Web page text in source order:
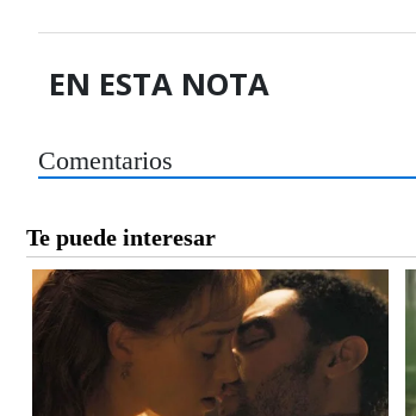
EN ESTA NOTA
Comentarios